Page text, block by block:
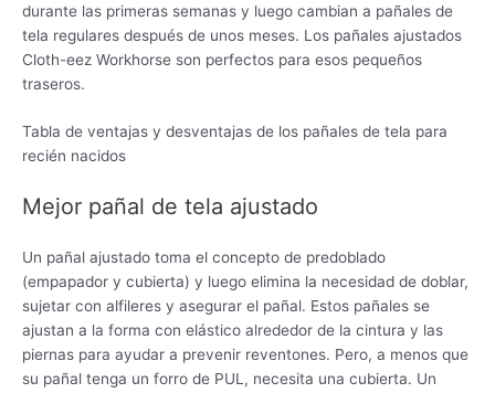
durante las primeras semanas y luego cambian a pañales de
tela regulares después de unos meses. Los pañales ajustados
Cloth-eez Workhorse son perfectos para esos pequeños
traseros.
Tabla de ventajas y desventajas de los pañales de tela para
recién nacidos
Mejor pañal de tela ajustado
Un pañal ajustado toma el concepto de predoblado
(empapador y cubierta) y luego elimina la necesidad de doblar,
sujetar con alfileres y asegurar el pañal. Estos pañales se
ajustan a la forma con elástico alrededor de la cintura y las
piernas para ayudar a prevenir reventones. Pero, a menos que
su pañal tenga un forro de PUL, necesita una cubierta. Un